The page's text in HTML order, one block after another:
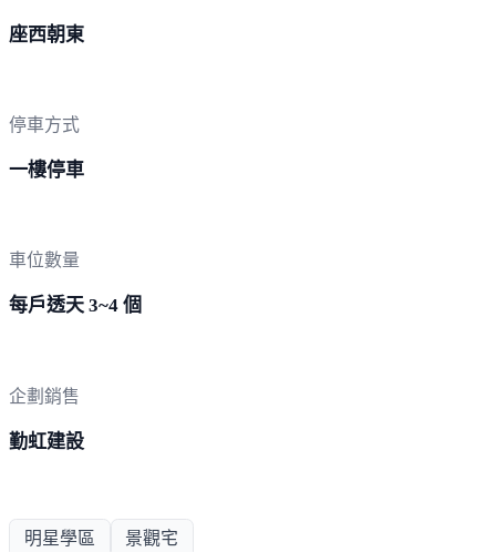
座西朝東
停車方式
一樓停車
車位數量
每戶透天 3~4 個
企劃銷售
勤虹建設
明星學區 景觀宅